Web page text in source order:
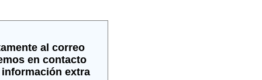
al correo
en contacto
extra